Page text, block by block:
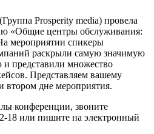
Prosperity media) провела
«Общие центры обслуживания:
мероприятии спикеры
раскрыли самую значимую
представили множество
Представляем вашему
втором дне мероприятия.
конференции, звоните
18 или пишите на электронный